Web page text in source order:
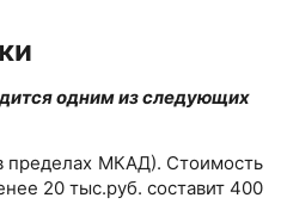
одним из следующих
пределах МКАД). Стоимость
20 тыс.руб. составит 400